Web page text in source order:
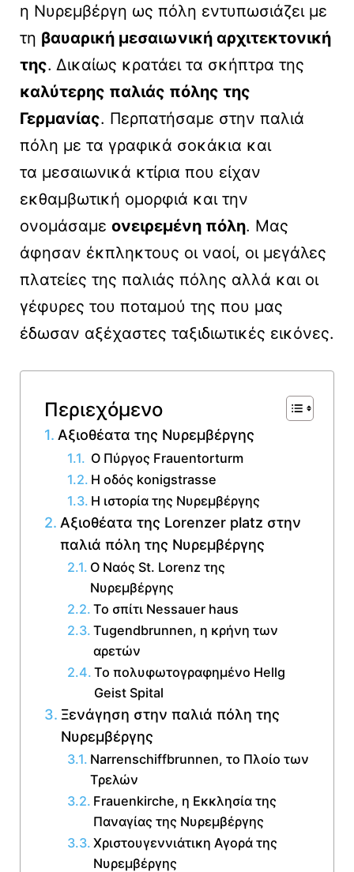
η Νυρεμβέργη ως πόλη εντυπωσιάζει με
τη βαυαρική μεσαιωνική αρχιτεκτονική
της. Δικαίως κρατάει τα σκήπτρα της
καλύτερης παλιάς πόλης της
Γερμανίας. Περπατήσαμε στην παλιά
πόλη με τα γραφικά σοκάκια και
τα μεσαιωνικά κτίρια που είχαν
εκθαμβωτική ομορφιά και την
ονομάσαμε ονειρεμένη πόλη. Μας
άφησαν έκπληκτους οι ναοί, οι μεγάλες
πλατείες της παλιάς πόλης αλλά και οι
γέφυρες του ποταμού της που μας
έδωσαν αξέχαστες ταξιδιωτικές εικόνες.
Περιεχόμενο
Αξιοθέατα της Νυρεμβέργης
Ο Πύργος Frauentorturm
Η οδός konigstrasse
Η ιστορία της Νυρεμβέργης
Αξιοθέατα της Lorenzer platz στην
παλιά πόλη της Νυρεμβέργης
Ο Ναός St. Lorenz της
Νυρεμβέργης
Το σπίτι Nessauer haus
Tugendbrunnen, η κρήνη των
αρετών
Το πολυφωτογραφημένο Hellg
Geist Spital
Ξενάγηση στην παλιά πόλη της
Νυρεμβέργης
Narrenschiffbrunnen, το Πλοίο των
Τρελών
Frauenkirche, η Εκκλησία της
Παναγίας της Νυρεμβέργης
Χριστουγεννιάτικη Αγορά της
Νυρεμβέργης